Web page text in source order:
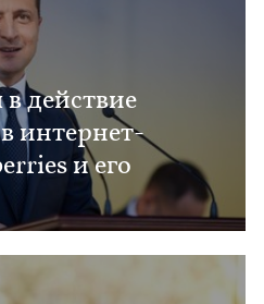
действие
интернет-
и его